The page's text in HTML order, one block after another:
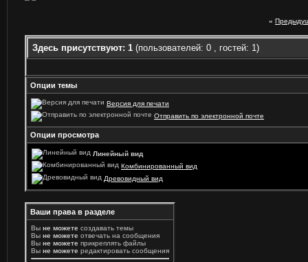
«
Здесь присутствуют: 1 (пользователей: 0 , гостей: 1)
Опции темы
Версия для печати
Отправить по электронной почте
Опции просмотра
Линейный вид
Комбинированный вид
Древовидный вид
Ваши права в разделе
Вы не можете создавать темы
Вы не можете отвечать на сообщения
Вы не можете прикреплять файлы
Вы не можете редактировать сообщения